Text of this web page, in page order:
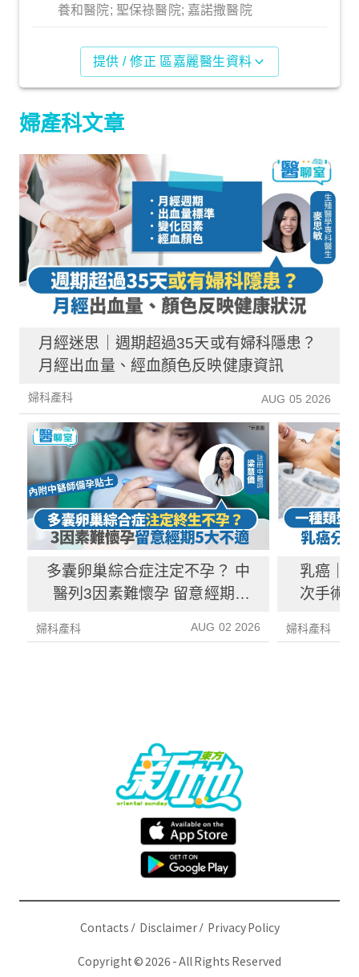
養和醫院; 聖保祿醫院; 嘉諾撒醫院
提供 / 修正 區嘉麗醫生資料
婦產科文章
月經迷思｜週期超過35天或有婦科隱患？
月經出血量、經血顏色反映健康資訊
婦科產科 AUG 05 2026
多囊卵巢綜合症注定不孕？ 中
醫列3因素難懷孕 留意經期5
婦科產科 AUG 02 2026
乳癌｜
次手術
婦科產科